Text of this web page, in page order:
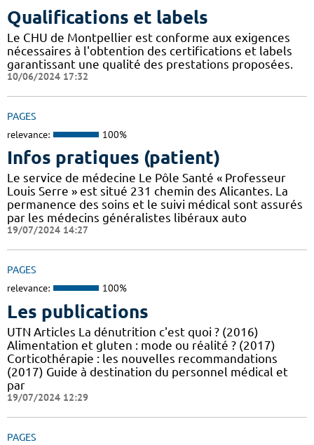
Qualifications et labels
Le CHU de Montpellier est conforme aux exigences
nécessaires à l'obtention des certifications et labels
garantissant une qualité des prestations proposées.
10/06/2024 17:32
PAGES
relevance: 100%
Infos pratiques (patient)
Le service de médecine Le Pôle Santé « Professeur
Louis Serre » est situé 231 chemin des Alicantes. La
permanence des soins et le suivi médical sont assurés
par les médecins généralistes libéraux auto
19/07/2024 14:27
PAGES
relevance: 100%
Les publications
UTN Articles La dénutrition c'est quoi ? (2016)
Alimentation et gluten : mode ou réalité ? (2017)
Corticothérapie : les nouvelles recommandations
(2017) Guide à destination du personnel médical et
par
19/07/2024 12:29
PAGES